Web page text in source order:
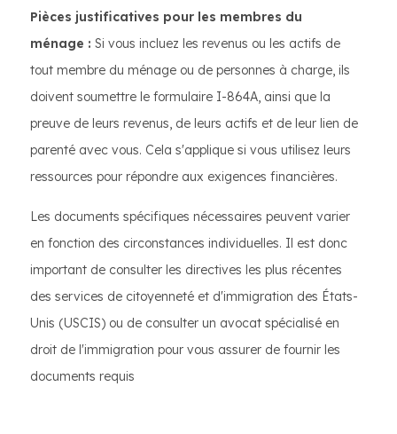
Pièces justificatives pour les membres du
ménage : Si vous incluez les revenus ou les actifs de
tout membre du ménage ou de personnes à charge, ils
doivent soumettre le formulaire I-864A, ainsi que la
preuve de leurs revenus, de leurs actifs et de leur lien de
parenté avec vous. Cela s'applique si vous utilisez leurs
ressources pour répondre aux exigences financières.
Les documents spécifiques nécessaires peuvent varier
en fonction des circonstances individuelles. Il est donc
important de consulter les directives les plus récentes
des services de citoyenneté et d'immigration des États-
Unis (USCIS) ou de consulter un avocat spécialisé en
droit de l'immigration pour vous assurer de fournir les
documents requis